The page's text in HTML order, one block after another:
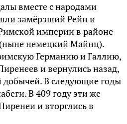
вместе с народами
замёрзший Рейн и
империи в районе
немецкий Майнц).
Германию и Галлию,
и вернулись назад,
добычей. В следующие годы
В 409 году эти же
и вторглись в